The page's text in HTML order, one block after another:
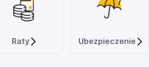
Raty Ubezpieczenie